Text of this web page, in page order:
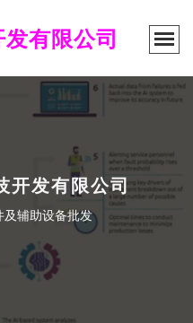
有限公司
开发有限公司
及辅助设备批发